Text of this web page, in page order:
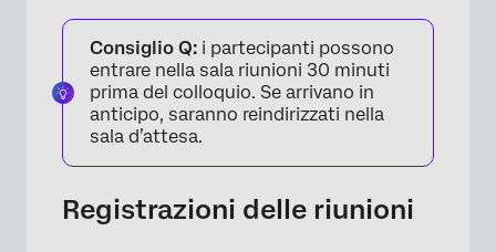
Consiglio Q: i partecipanti possono
entrare nella sala riunioni 30 minuti
prima del colloquio. Se arrivano in
anticipo, saranno reindirizzati nella
sala d’attesa.
Registrazioni delle riunioni